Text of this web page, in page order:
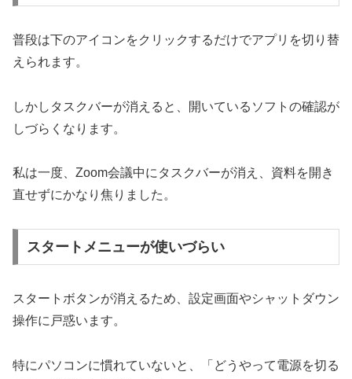
普段は下のアイコンをクリックするだけでアプリを切り替
えられます。
しかしタスクバーが消えると、開いているソフトの確認が
しづらくなります。
私は一度、Zoom会議中にタスクバーが消え、資料を開き
直せずにかなり焦りました。
スタートメニューが使いづらい
スタートボタンが消えるため、設定画面やシャットダウン
操作に戸惑います。
特にパソコンに慣れていないと、「どうやって電源を切る